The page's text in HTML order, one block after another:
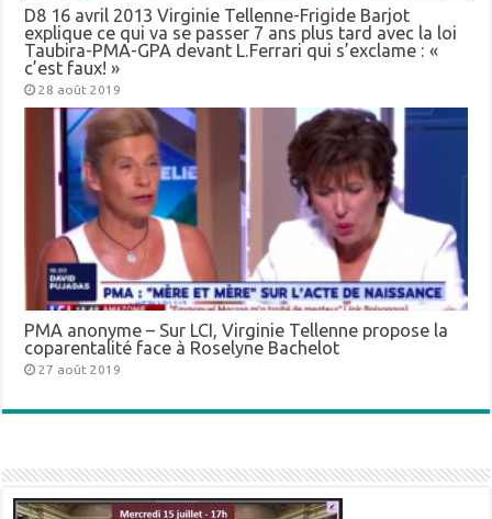
D8 16 avril 2013 Virginie Tellenne-Frigide Barjot
explique ce qui va se passer 7 ans plus tard avec la loi
Taubira-PMA-GPA devant L.Ferrari qui s’exclame : «
c’est faux! »
28 août 2019
PMA anonyme – Sur LCI, Virginie Tellenne propose la
coparentalité face à Roselyne Bachelot
27 août 2019